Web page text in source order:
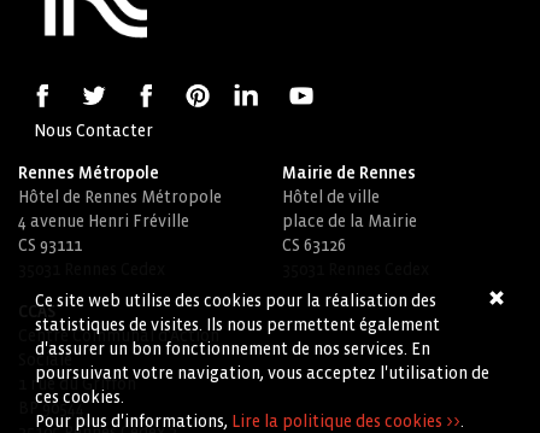
Ce site web utilise des cookies pour la réalisation des
statistiques de visites. Ils nous permettent également
d'assurer un bon fonctionnement de nos services. En
poursuivant votre navigation, vous acceptez l'utilisation de
ces cookies.
Pour plus d'informations, Lire la politique des cookies >>.
Nous Contacter
Rennes Métropole
Hôtel de Rennes Métropole
4 avenue Henri Fréville
CS 93111
Mairie de Rennes
Hôtel de ville
place de la Mairie
CS 63126
CCAS
Centre Communal d'Action
Sociale
1 rue du Griffon
BP 90544